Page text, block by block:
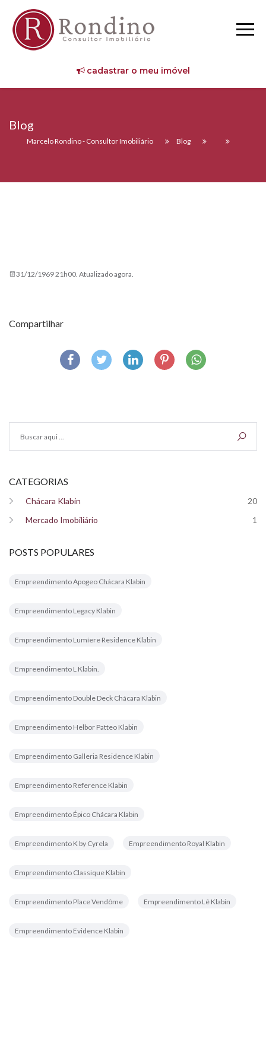
cadastrar o meu imóvel
Blog
Marcelo Rondino - Consultor Imobiliário Blog
31/12/1969 21h00. Atualizado agora.
Compartilhar
CATEGORIAS
Chácara Klabin
20
Mercado Imobiliário
1
POSTS POPULARES
Empreendimento Apogeo Chácara Klabin
Empreendimento Legacy Klabin
Empreendimento Lumíere Residence Klabin
Empreendimento L Klabin.
Empreendimento Double Deck Chácara Klabin
Empreendimento Helbor Patteo Klabin
Empreendimento Galleria Residence Klabin
Empreendimento Reference Klabin
Empreendimento Épico Chácara Klabin
Empreendimento K by Cyrela Empreendimento Royal Klabin
Empreendimento Classique Klabin
Empreendimento Place Vendôme Empreendimento Lê Klabin
Empreendimento Evidence Klabin